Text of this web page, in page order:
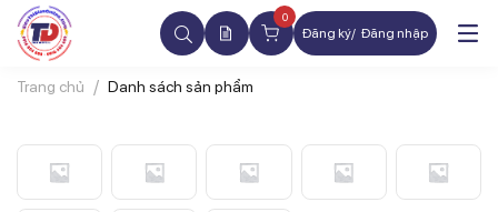
0
Đăng ký Đăng nhập
Trang chủ Danh sách sản phẩm